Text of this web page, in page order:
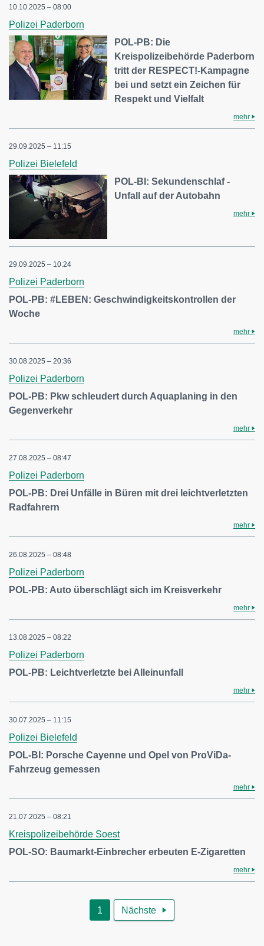
10.10.2025 – 08:00
Polizei Paderborn
POL-PB: Die
Kreispolizeibehörde Paderborn
tritt der RESPECT!-Kampagne
bei und setzt ein Zeichen für
Respekt und Vielfalt
mehr
29.09.2025 – 11:15
Polizei Bielefeld
POL-BI: Sekundenschlaf -
Unfall auf der Autobahn
mehr
29.09.2025 – 10:24
Polizei Paderborn
POL-PB: #LEBEN: Geschwindigkeitskontrollen der
Woche
mehr
30.08.2025 – 20:36
Polizei Paderborn
POL-PB: Pkw schleudert durch Aquaplaning in den
Gegenverkehr
mehr
27.08.2025 – 08:47
Polizei Paderborn
POL-PB: Drei Unfälle in Büren mit drei leichtverletzten
Radfahrern
mehr
26.08.2025 – 08:48
Polizei Paderborn
POL-PB: Auto überschlägt sich im Kreisverkehr
mehr
13.08.2025 – 08:22
Polizei Paderborn
POL-PB: Leichtverletzte bei Alleinunfall
mehr
30.07.2025 – 11:15
Polizei Bielefeld
POL-BI: Porsche Cayenne und Opel von ProViDa-
Fahrzeug gemessen
mehr
21.07.2025 – 08:21
Kreispolizeibehörde Soest
POL-SO: Baumarkt-Einbrecher erbeuten E-Zigaretten
mehr
1 Nächste 